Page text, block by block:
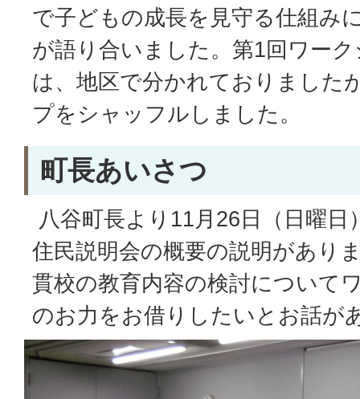
で子どもの成長を見守る仕組み
が語り合いました。第1回ワー
は、地区で分かれておりました
プをシャッフルしました。
町長あいさつ
八谷町長より11月26日（日曜
住民説明会の概要の説明があり
貫校の教育内容の検討について
のお力をお借りしたいとお話が